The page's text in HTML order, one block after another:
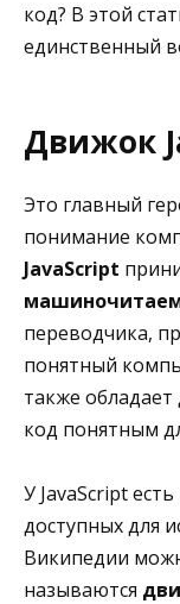
код? В этой
единственный
Движок
Это главный
понимание
JavaScript
переводчика,
понятный
также
код понятным
У JavaScript
доступных для
Википедии
называются